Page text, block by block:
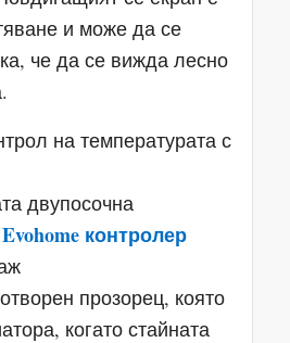
и може да се
че да се вижда лесно
на температурата с
двупосочна
Evohome контролер
прозорец, която
когато стайната